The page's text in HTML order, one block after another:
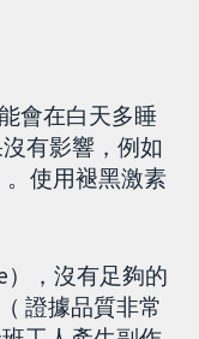
會在白天多睡
有影響，例如
。使用褪黑激素
，沒有足夠的
證據品質非常